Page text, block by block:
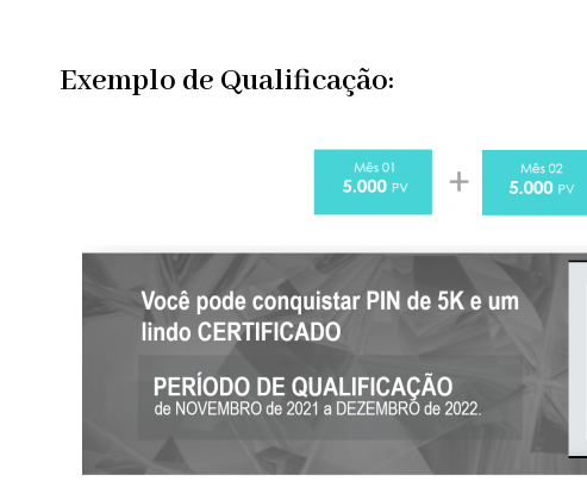
Exemplo de Qualificação: